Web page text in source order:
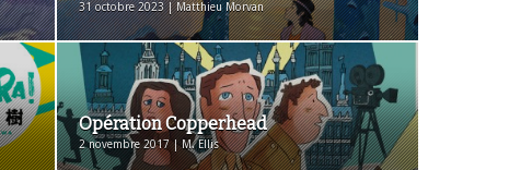
31 octobre 2023 | Matthieu Morvan
Opération Copperhead
2 novembre 2017 | M. Ellis